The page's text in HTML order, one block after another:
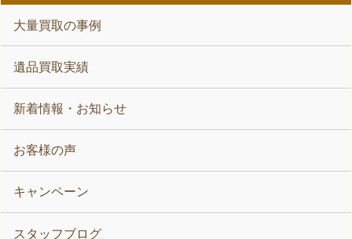
大量買取の事例
遺品買取実績
新着情報・お知らせ
お客様の声
キャンペーン
スタッフブログ